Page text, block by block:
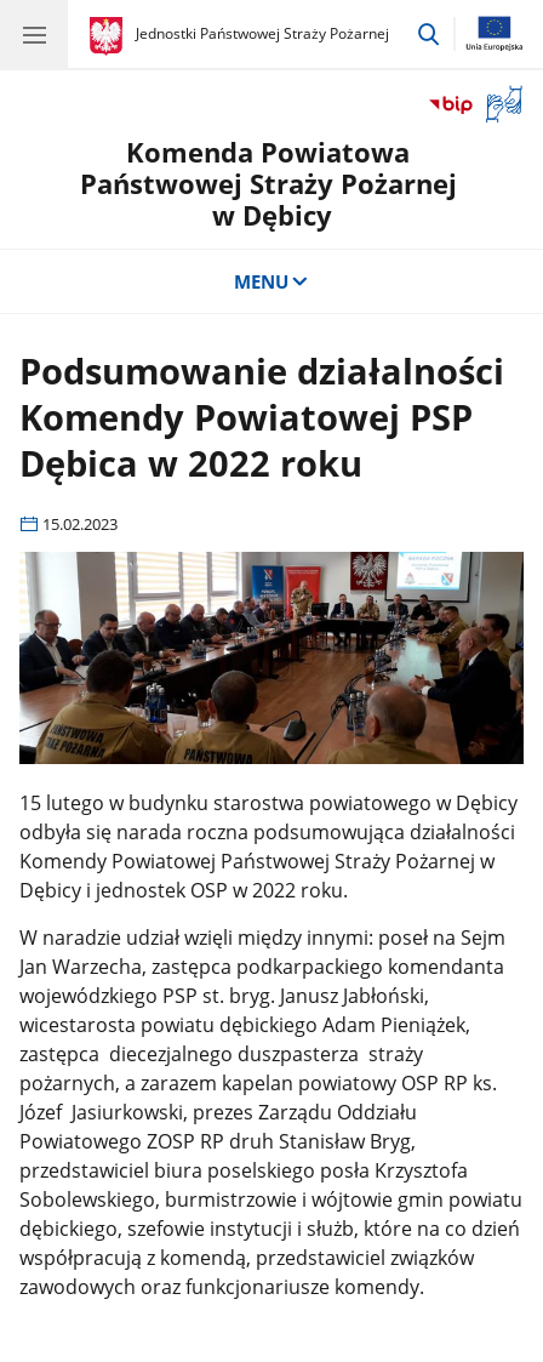
gov.pl
Jednostki Państwowej Straży Pożarnej
gov.pl
Jednostki
przejdź
okno
Komenda Powiatowa
Państwowej Straży Pożarnej
w Dębicy
MENU
Podsumowanie działalności
Komendy Powiatowej PSP
Dębica w 2022 roku
15.02.2023
15 lutego w budynku starostwa powiatowego w Dębicy
odbyła się narada roczna podsumowująca działalności
Komendy Powiatowej Państwowej Straży Pożarnej w
Dębicy i jednostek OSP w 2022 roku.
W naradzie udział wzięli między innymi: poseł na Sejm
Jan Warzecha, zastępca podkarpackiego komendanta
wojewódzkiego PSP st. bryg. Janusz Jabłoński,
wicestarosta powiatu dębickiego Adam Pieniążek,
zastępca diecezjalnego duszpasterza straży
pożarnych, a zarazem kapelan powiatowy OSP RP ks.
Józef Jasiurkowski, prezes Zarządu Oddziału
Powiatowego ZOSP RP druh Stanisław Bryg,
przedstawiciel biura poselskiego posła Krzysztofa
Sobolewskiego, burmistrzowie i wójtowie gmin powiatu
dębickiego, szefowie instytucji i służb, które na co dzień
współpracują z komendą, przedstawiciel związków
zawodowych oraz funkcjonariusze komendy.